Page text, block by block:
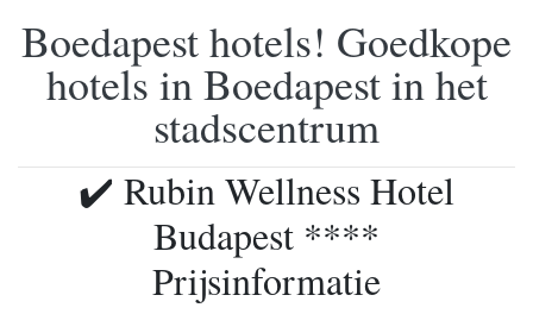
Boedapest hotels! Goedkope
hotels in Boedapest in het
stadscentrum
✔️ Rubin Wellness Hotel
Budapest ****
Prijsinformatie